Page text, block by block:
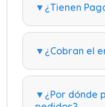
▼¿Tienen
▼¿Cobran el
▼¿Por dónde